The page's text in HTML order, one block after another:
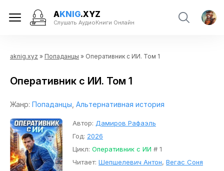
AKNIG.XYZ
Слушать АудиоКниги Онлайн
aknig.xyz » Попаданцы » Оперативник с ИИ. Том 1
Оперативник с ИИ. Том 1
Жанр: Попаданцы Альтернативная история
Автор: Дамиров Рафаэль
Год: 2026
Цикл: Оперативник с ИИ # 1
Читает: Шепшелевич Антон, Вегас Соня